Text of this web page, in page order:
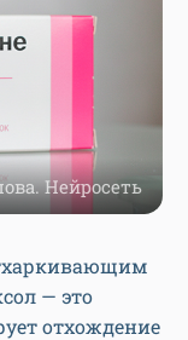
Нейросеть
— это
отхождение